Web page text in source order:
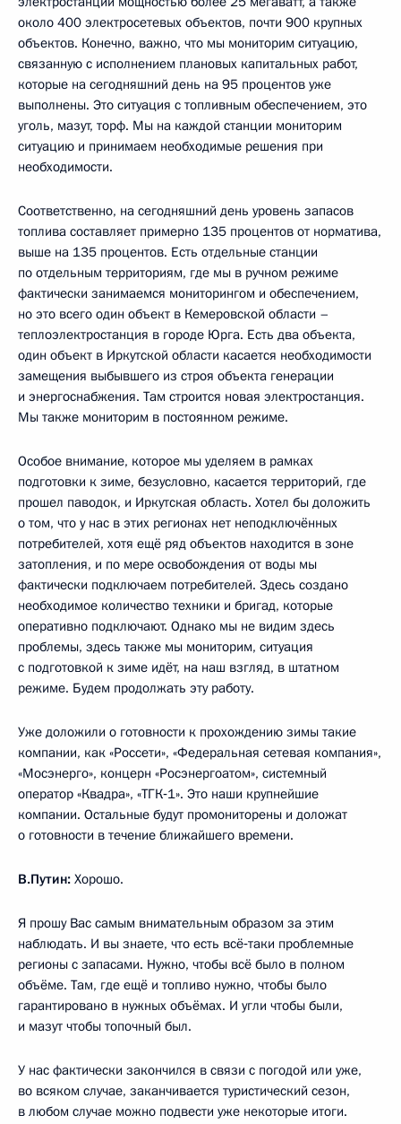
около 400 электросетевых объектов, почти 900 крупных
объектов. Конечно, важно, что мы мониторим ситуацию,
связанную с исполнением плановых капитальных работ,
которые на сегодняшний день на 95 процентов уже
выполнены. Это ситуация с топливным обеспечением, это
уголь, мазут, торф. Мы на каждой станции мониторим
ситуацию и принимаем необходимые решения при
необходимости.
Соответственно, на сегодняшний день уровень запасов
топлива составляет примерно 135 процентов от норматива,
выше на 135 процентов. Есть отдельные станции
по отдельным территориям, где мы в ручном режиме
фактически занимаемся мониторингом и обеспечением,
но это всего один объект в Кемеровской области –
теплоэлектростанция в городе Юрга. Есть два объекта,
один объект в Иркутской области касается необходимости
замещения выбывшего из строя объекта генерации
и энергоснабжения. Там строится новая электростанция.
Мы также мониторим в постоянном режиме.
Особое внимание, которое мы уделяем в рамках
подготовки к зиме, безусловно, касается территорий, где
прошел паводок, и Иркутская область. Хотел бы доложить
о том, что у нас в этих регионах нет неподключённых
потребителей, хотя ещё ряд объектов находится в зоне
затопления, и по мере освобождения от воды мы
фактически подключаем потребителей. Здесь создано
необходимое количество техники и бригад, которые
оперативно подключают. Однако мы не видим здесь
проблемы, здесь также мы мониторим, ситуация
с подготовкой к зиме идёт, на наш взгляд, в штатном
режиме. Будем продолжать эту работу.
Уже доложили о готовности к прохождению зимы такие
компании, как «Россети», «Федеральная сетевая компания»,
«Мосэнерго», концерн «Росэнергоатом», системный
оператор «Квадра», «ТГК‑1». Это наши крупнейшие
компании. Остальные будут промониторены и доложат
о готовности в течение ближайшего времени.
В.Путин: Хорошо.
Я прошу Вас самым внимательным образом за этим
наблюдать. И вы знаете, что есть всё‑таки проблемные
регионы с запасами. Нужно, чтобы всё было в полном
объёме. Там, где ещё и топливо нужно, чтобы было
гарантировано в нужных объёмах. И угли чтобы были,
и мазут чтобы топочный был.
У нас фактически закончился в связи с погодой или уже,
во всяком случае, заканчивается туристический сезон,
в любом случае можно подвести уже некоторые итоги.